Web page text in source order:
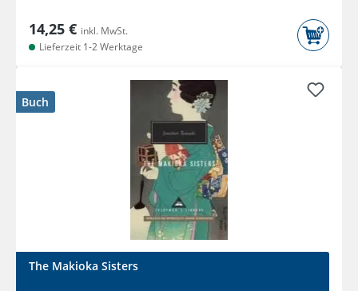
14,25 € inkl. MwSt.
Lieferzeit 1-2 Werktage
Buch
The Makioka Sisters